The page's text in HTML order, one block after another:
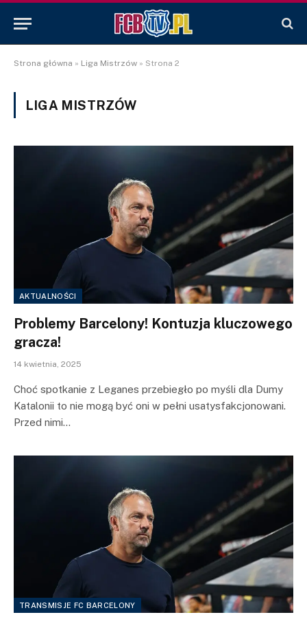
Strona główna » Liga Mistrzów » Strona 2
LIGA MISTRZÓW
AKTUALNOŚCI
Problemy Barcelony! Kontuzja kluczowego
gracza!
14 kwietnia, 2025
Choć spotkanie z Leganes przebiegło po myśli dla Dumy
Katalonii to nie mogą być oni w pełni usatysfakcjonowani.
Przed nimi…
TRANSMISJE FC BARCELONY